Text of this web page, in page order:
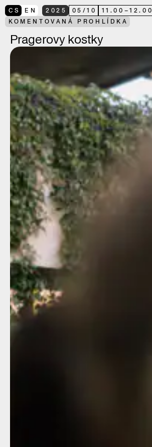
CS EN 2025 05 /10 11.00 –12.00
KOMENTOVANÁ PROHLÍDKA
Pragerovy kostky